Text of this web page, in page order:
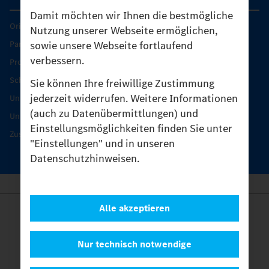
Damit möchten wir Ihnen die bestmögliche
Nutzung unserer Webseite ermöglichen,
sowie unsere Webseite fortlaufend
verbessern.
Sie können Ihre freiwillige Zustimmung
jederzeit widerrufen. Weitere Informationen
(auch zu Datenübermittlungen) und
Einstellungsmöglichkeiten finden Sie unter
"Einstellungen" und in unseren
Datenschutzhinweisen.
Nur technisch notwendige
Alle akzeptieren
Original-Teile
Partner finden
Produkt-Highlights
Schutz und Werterhalt
Unimog Serviceangebot
Unimog Servicetage
Zusatzleistungen
Anbieter
Rechtliche Hinweise
Kontakt
Cookies